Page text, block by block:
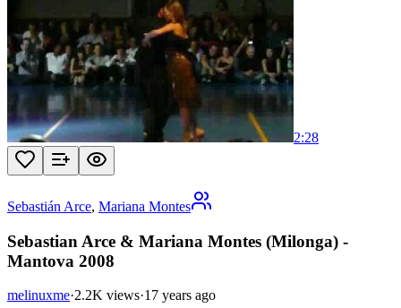
2:28
Sebastián Arce, Mariana Montes
Sebastian Arce & Mariana Montes (Milonga) -
Mantova 2008
melinuxme·2.2K views·17 years ago